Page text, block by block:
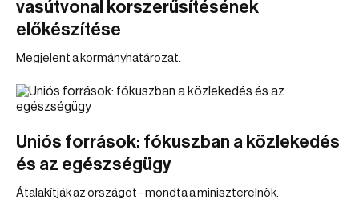
vasútvonal korszerűsítésének
előkészítése
Megjelent a kormányhatározat.
Uniós források: fókuszban a közlekedés
és az egészségügy
Átalakítják az országot - mondta a miniszterelnök.